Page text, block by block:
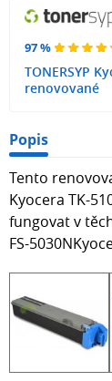
97 %
TONERSYP
renovované
Popis
Tento
Kyocera TK-
fungovat v
FS-